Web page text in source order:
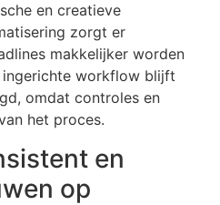
en creatieve
zorgt er
makkelijker worden
workflow blijft
omdat controles en
het proces.
en
op